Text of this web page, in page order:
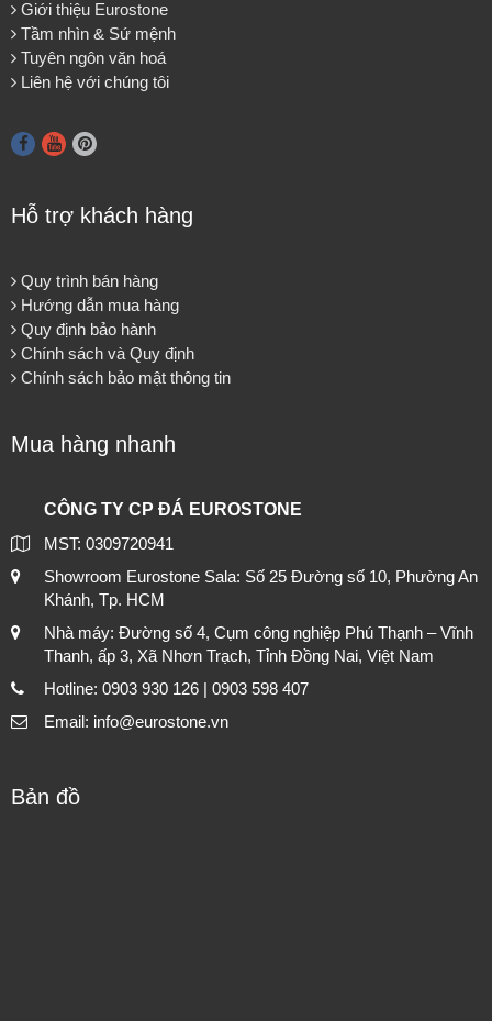
Giới thiệu Eurostone
Tầm nhìn & Sứ mệnh
Tuyên ngôn văn hoá
Liên hệ với chúng tôi
Hỗ trợ khách hàng
Quy trình bán hàng
Hướng dẫn mua hàng
Quy định bảo hành
Chính sách và Quy định
Chính sách bảo mật thông tin
Mua hàng nhanh
CÔNG TY CP ĐÁ EUROSTONE
MST: 0309720941
Showroom Eurostone Sala: Số 25 Đường số 10, Phường An
Khánh, Tp. HCM
Nhà máy: Đường số 4, Cụm công nghiệp Phú Thạnh – Vĩnh
Thanh, ấp 3, Xã Nhơn Trạch, Tỉnh Đồng Nai, Việt Nam
Hotline: 0903 930 126 | 0903 598 407
Email: info@eurostone.vn
Bản đồ